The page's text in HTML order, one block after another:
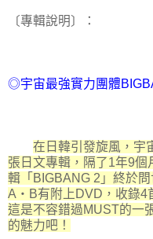
〔專輯說明〕：
◎宇宙最強實力團體
在日韓引發旋風，宇
張日文專輯，隔了1年9個
輯「BIGBANG 2」終於問
A・B有附上DVD，收錄4
這是不容錯過MUST的一
的魅力吧！